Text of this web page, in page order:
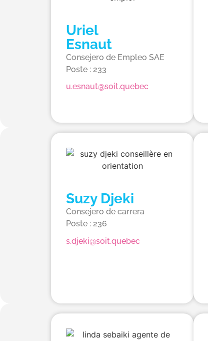
Uriel
Esnaut
u.esnaut@soit.quebec
Consejero de Empleo SAE
Poste : 233
Suzy Djeki
s.djeki@soit.quebec
Consejero de carrera
Poste : 236